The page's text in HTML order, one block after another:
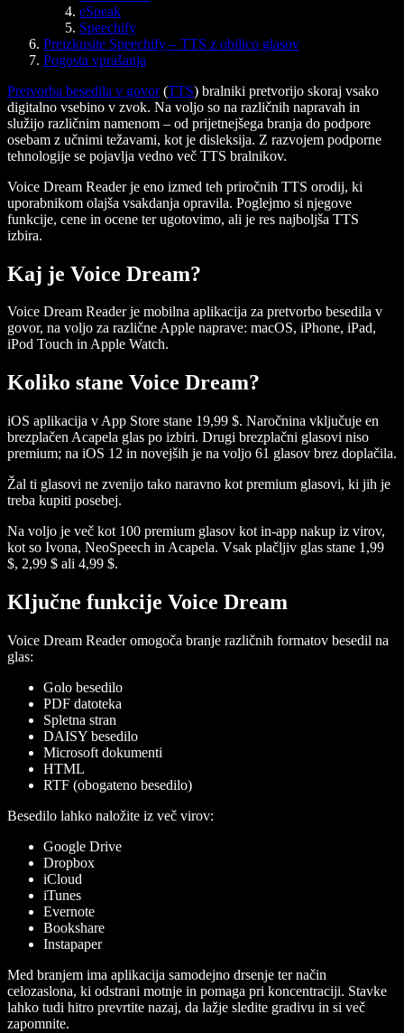
eSpeak
Speechify
Preizkusite Speechify – TTS z obilico glasov
Pogosta vprašanja
Pretvorba besedila v govor(TTS) bralniki pretvorijo skoraj vsako
digitalno vsebino v zvok. Na voljo so na različnih napravah in
služijo različnim namenom – od prijetnejšega branja do podpore
osebam z učnimi težavami, kot je disleksija. Z razvojem podporne
tehnologije se pojavlja vedno več TTS bralnikov.
Voice Dream Reader je eno izmed teh priročnih TTS orodij, ki
uporabnikom olajša vsakdanja opravila. Poglejmo si njegove
funkcije, cene in ocene ter ugotovimo, ali je res najboljša TTS
izbira.
Kaj je Voice Dream?
Voice Dream Reader je mobilna aplikacija za pretvorbo besedila v
govor, na voljo za različne Apple naprave: macOS, iPhone, iPad,
iPod Touch in Apple Watch.
Koliko stane Voice Dream?
iOS aplikacija v App Store stane 19,99 $. Naročnina vključuje en
brezplačen Acapela glas po izbiri. Drugi brezplačni glasovi niso
premium; na iOS 12 in novejših je na voljo 61 glasov brez doplačila.
Žal ti glasovi ne zvenijo tako naravno kot premium glasovi, ki jih je
treba kupiti posebej.
Na voljo je več kot 100 premium glasov kot in-app nakup iz virov,
kot so Ivona, NeoSpeech in Acapela. Vsak plačljiv glas stane 1,99
$, 2,99 $ ali 4,99 $.
Ključne funkcije Voice Dream
Voice Dream Reader omogoča branje različnih formatov besedil na
glas:
Golo besedilo
PDF datoteka
Spletna stran
DAISY besedilo
Microsoft dokumenti
HTML
RTF (obogateno besedilo)
Besedilo lahko naložite iz več virov:
Google Drive
Dropbox
iCloud
iTunes
Evernote
Bookshare
Instapaper
Med branjem ima aplikacija samodejno drsenje ter način
celozaslona, ki odstrani motnje in pomaga pri koncentraciji. Stavke
lahko tudi hitro prevrtite nazaj, da lažje sledite gradivu in si več
zapomnite.